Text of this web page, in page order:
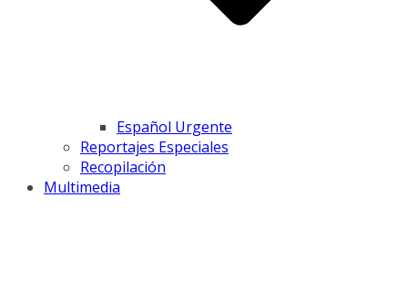
Español Urgente
Reportajes Especiales
Recopilación
Multimedia